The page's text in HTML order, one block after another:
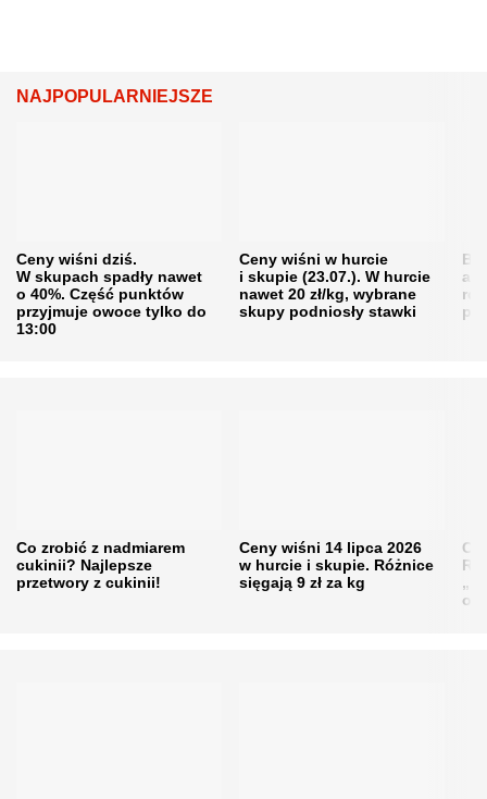
NAJPOPULARNIEJSZE
Ceny wiśni dziś.
W skupach spadły nawet
o 40%. Część punktów
przyjmuje owoce tylko do
13:00
Ceny wiśni w hurcie
i skupie (23.07.). W hurcie
nawet 20 zł/kg, wybrane
skupy podniosły stawki
Co zrobić z nadmiarem
cukinii? Najlepsze
przetwory z cukinii!
Ceny wiśni 14 lipca 2026
w hurcie i skupie. Różnice
sięgają 9 zł za kg